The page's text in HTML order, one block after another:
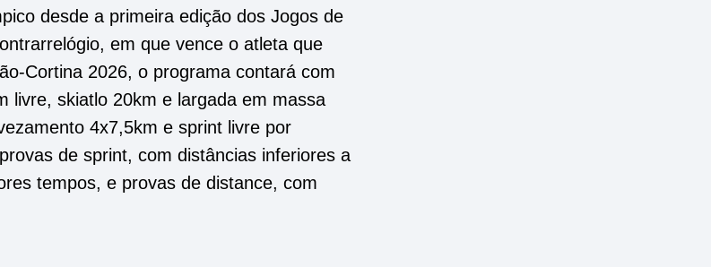
desde a primeira edição dos Jogos de
em que vence o atleta que
Cortina 2026, o programa contará com
livre, skiatlo 20km e largada em massa
4x7,5km e sprint livre por
de sprint, com distâncias inferiores a
tempos, e provas de distance, com